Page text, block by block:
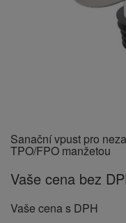
Sanační vpust pro
TPO/FPO manžetou
Vaše cena bez
Vaše cena s DPH